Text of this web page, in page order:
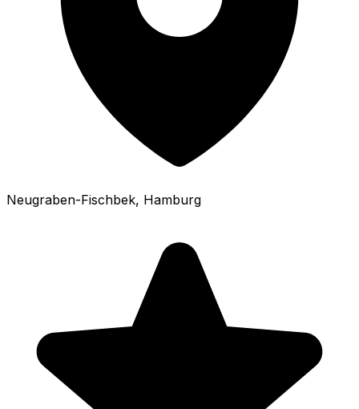
Neugraben-Fischbek, Hamburg